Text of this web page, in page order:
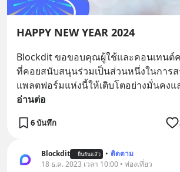
HAPPY NEW YEAR 2024
Blockdit ขอขอบคุณผู้ใช้และคอนเทนต์
ที่คอยสนับสนุนร่วมเป็นส่วนหนึ่งในการส
แพลตฟอร์มแห่งนี้ให้เติบโตอย่างมั่นคงแ
อ่านต่อ
6 บันทึก
Blockdit ยืนยันแล้ว • ติดตาม
18 ธ.ค. 2023 เวลา 10:00 • ท่องเที่ยว